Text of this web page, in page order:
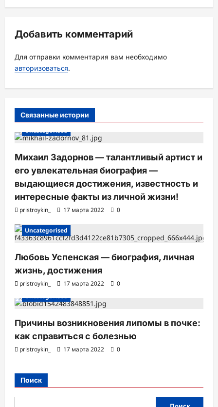
ц
я
з
а
и
Добавить комментарий
Для отправки комментария вам необходимо
авторизоваться.
Связанные истории
Uncategorised
Михаил Задорнов — талантливый артист и
его увлекательная биография —
выдающиеся достижения, известность и
интересные факты из личной жизни!
pristroykin_ 17 марта 2022 0
Uncategorised
Любовь Успенская — биография, личная
жизнь, достижения
pristroykin_ 17 марта 2022
0
Uncategorised
Причины возникновения липомы в почке:
как справиться с болезнью
pristroykin_ 17 марта 2022 0
Поиск